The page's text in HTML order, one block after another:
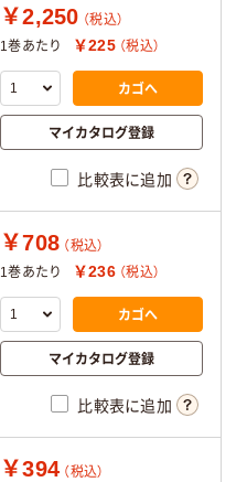
￥2,250 （税込）
1巻あたり
￥225 （税込）
カゴへ
マイカタログ登録
比較表に追加
￥708 （税込）
1巻あたり
￥236 （税込）
カゴへ
マイカタログ登録
比較表に追加
￥394 （税込）